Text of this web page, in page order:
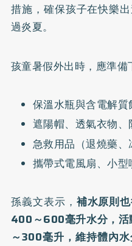
措施，確保孩子在快樂
過炎夏。
孩童暑假外出時，應準備
保溫水瓶與含電解質
遮陽帽、透氣衣物、
急救用品（退燒藥、
攜帶式電風扇、小型
孫義文表示， 補水原則
400～600毫升水分，
～300毫升，維持體內水